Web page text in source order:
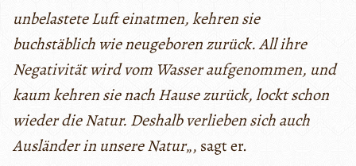
unbelastete Luft einatmen, kehren sie
buchstäblich wie neugeboren zurück. All ihre
Negativität wird vom Wasser aufgenommen, und
kaum kehren sie nach Hause zurück, lockt schon
wieder die Natur. Deshalb verlieben sich auch
Ausländer in unsere Natur„, sagt er.